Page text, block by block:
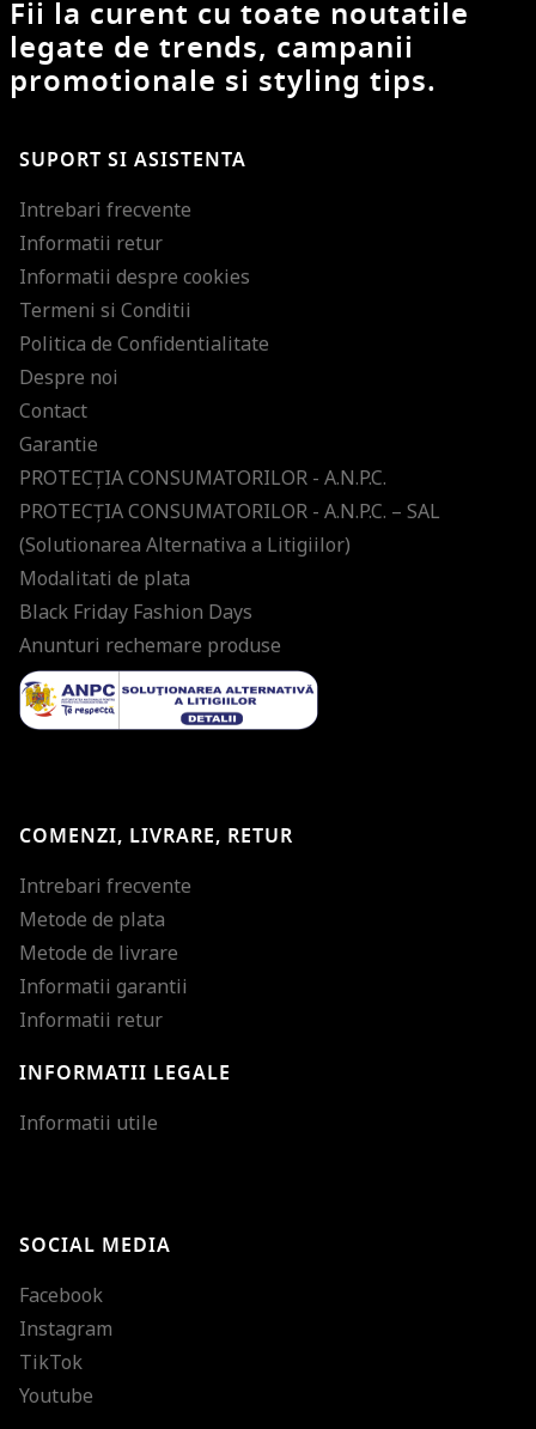
Fii la curent cu toate noutatile
legate de trends, campanii
promotionale si styling tips.
SUPORT SI ASISTENTA
Intrebari frecvente
Informatii retur
Informatii despre cookies
Termeni si Conditii
Politica de Confidentialitate
Despre noi
Contact
Garantie
PROTECŢIA CONSUMATORILOR - A.N.P.C.
PROTECŢIA CONSUMATORILOR - A.N.P.C. – SAL
(Solutionarea Alternativa a Litigiilor)
Modalitati de plata
Black Friday Fashion Days
Anunturi rechemare produse
COMENZI, LIVRARE, RETUR
Intrebari frecvente
Metode de plata
Metode de livrare
Informatii garantii
Informatii retur
INFORMATII LEGALE
Informatii utile
SOCIAL MEDIA
Facebook
Instagram
TikTok
Youtube